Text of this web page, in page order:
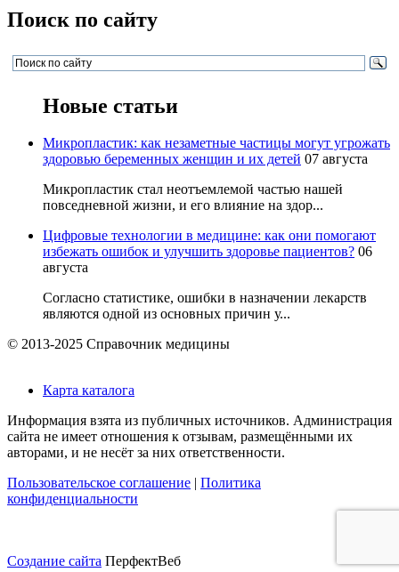
Поиск по сайту
Новые статьи
Микропластик: как незаметные частицы могут угрожать
здоровью беременных женщин и их детей 07 августа
Микропластик стал неотъемлемой частью нашей
повседневной жизни, и его влияние на здор...
Цифровые технологии в медицине: как они помогают
избежать ошибок и улучшить здоровье пациентов? 06
августа
Согласно статистике, ошибки в назначении лекарств
являются одной из основных причин у...
© 2013-2025 Справочник медицины
Карта каталога
Информация взята из публичных источников. Администрация
сайта не имеет отношения к отзывам, размещёнными их
авторами, и не несёт за них ответственности.
Пользовательское соглашение
Политика
конфиденциальности
Создание сайта ПерфектВеб